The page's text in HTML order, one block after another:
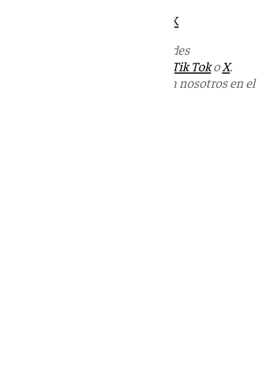
CLASIFICACIÓN FEMENINA 4K
en las redes
Tik TokoX.
Puedes ponerte en contacto con nosotros en el